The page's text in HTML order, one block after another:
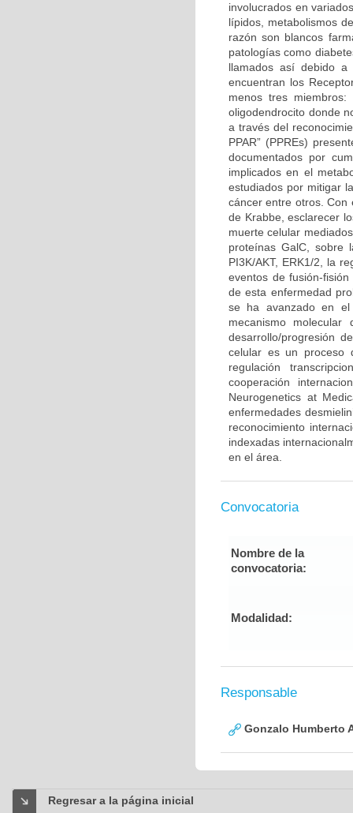
involucrados en
lípidos, metabolismos
razón son blancos
patologías como
llamados así debido
encuentran los
menos tres miembros:
oligodendrocito donde
a través del
PPAR” (PPREs)
documentados por
implicados en el
estudiados por mitigar
cáncer entre otros. Con
de Krabbe, esclarecer
muerte celular
proteínas GalC, sobre
PI3K/AKT, ERK1/2, la
eventos de fusión-
de esta enfermedad
se ha avanzado en el
mecanismo
desarrollo/progresión
celular es un proceso
regulación
cooperación
Neurogenetics at
enfermedades
reconocimiento
indexadas
en el área.
Convocatoria
Nombre de la
convocatoria:
Modalidad:
Responsable
Gonzalo Humberto
Regresar a la página inicial